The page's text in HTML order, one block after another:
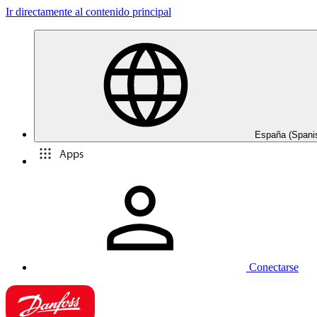
Ir directamente al contenido principal
España
Apps
Conectarse